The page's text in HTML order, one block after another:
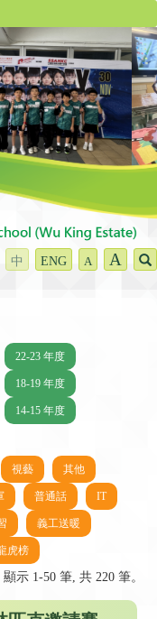
中 ENG A A
22-23 年度
18-19 年度
14-15 年度
視藝 其他
普通話 IT
義工送暖
虎榜
顯示 1-50 筆, 共 220 筆。